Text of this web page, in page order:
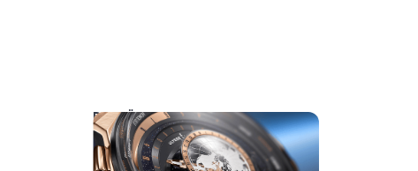
DAS KÖNNTE SIE AUCH INTERESSIEREN: